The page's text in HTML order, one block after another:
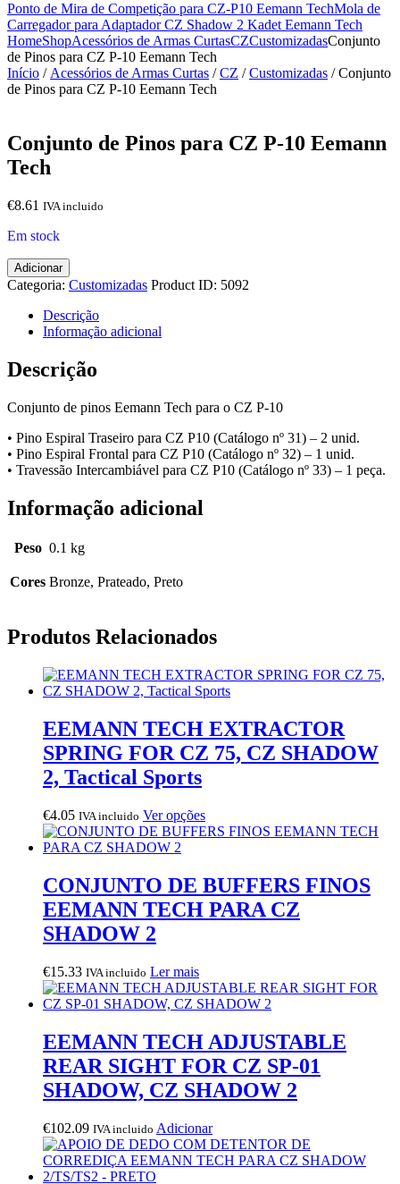
Ponto de Mira de Competição para CZ-P10 Eemann TechMola de
Carregador para Adaptador CZ Shadow 2 Kadet Eemann Tech
HomeShopAcessórios de Armas CurtasCZCustomizadasConjunto
de Pinos para CZ P-10 Eemann Tech
Início / Acessórios de Armas Curtas /CZ /Customizadas / Conjunto
de Pinos para CZ P-10 Eemann Tech
Conjunto de Pinos para CZ P-10 Eemann
Tech
€8.61 IVA incluido
Em stock
Quantidade
de
Conjunto
Pinos
CZ
P-
Eemann
Adicionar
Categoria: Customizadas Product ID: 5092
Descrição
Informação adicional
Descrição
Conjunto de pinos Eemann Tech para o CZ P-10
• Pino Espiral Traseiro para CZ P10 (Catálogo nº 31) – 2 unid.
• Pino Espiral Frontal para CZ P10 (Catálogo nº 32) – 1 unid.
• Travessão Intercambiável para CZ P10 (Catálogo nº 33) – 1 peça.
Informação adicional
Peso 0.1 kg
Cores Bronze, Prateado, Preto
Produtos Relacionados
EEMANN TECH EXTRACTOR
SPRING FOR CZ 75, CZ SHADOW
2, Tactical Sports
€4.05 IVA incluido Ver opçõesThis
product
variants.
The
options
the
product
CONJUNTO DE BUFFERS FINOS
EEMANN TECH PARA CZ
SHADOW 2
€15.33 IVA incluido Ler mais
EEMANN TECH ADJUSTABLE
REAR SIGHT FOR CZ SP-01
SHADOW, CZ SHADOW 2
€102.09 IVA incluido Adicionar